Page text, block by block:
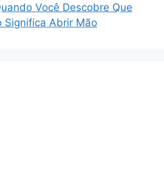
Você Descobre Que
Significa Abrir Mão